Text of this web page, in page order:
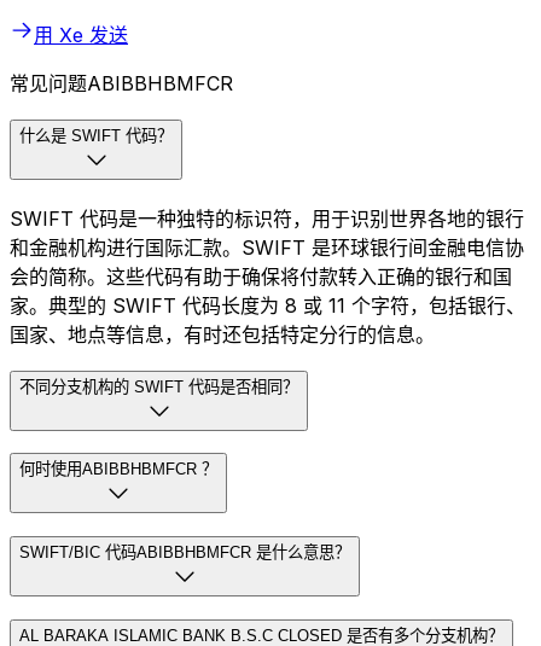
用 Xe 发送
常见问题ABIBBHBMFCR
什么是 SWIFT 代码？
SWIFT 代码是一种独特的标识符，用于识别世界各地的银行
和金融机构进行国际汇款。SWIFT 是环球银行间金融电信协
会的简称。这些代码有助于确保将付款转入正确的银行和国
家。典型的 SWIFT 代码长度为 8 或 11 个字符，包括银行、
国家、地点等信息，有时还包括特定分行的信息。
不同分支机构的 SWIFT 代码是否相同？
何时使用ABIBBHBMFCR ？
SWIFT/BIC 代码ABIBBHBMFCR 是什么意思？
AL BARAKA ISLAMIC BANK B.S.C CLOSED 是否有多个分支机构？